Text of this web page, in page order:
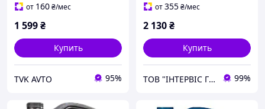
от 160₴/мес
1 599₴
Купить
TVK AVTO 95%
от355₴/мес
2 130₴
Купить
ТОВ "ІНТЕРВІС ГРУП" 99%